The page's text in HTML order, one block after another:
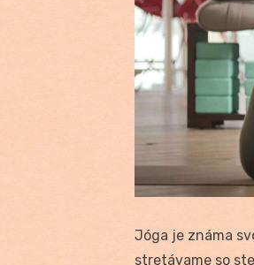
Jóga je známa
stretávame so